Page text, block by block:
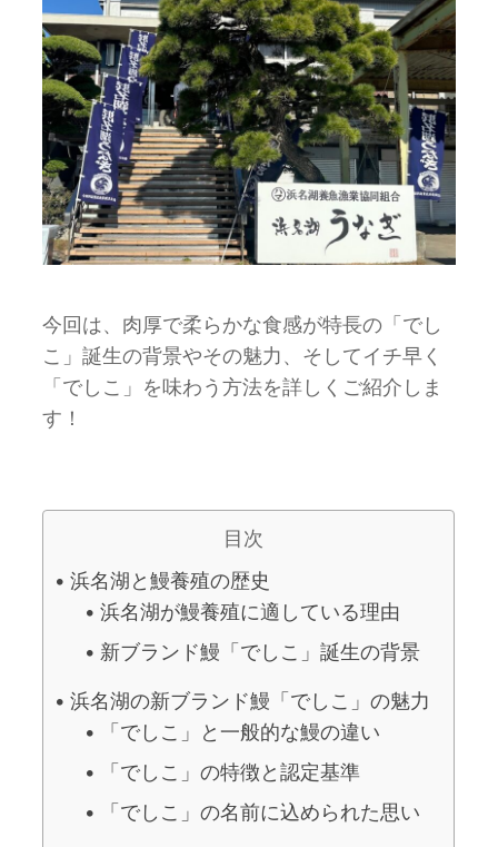
今回は、肉厚で柔らかな食感が特長の「でし
こ」誕生の背景やその魅力、そしてイチ早く
「でしこ」を味わう方法を詳しくご紹介しま
す！
目次
浜名湖と鰻養殖の歴史
浜名湖が鰻養殖に適している理由
新ブランド鰻「でしこ」誕生の背景
浜名湖の新ブランド鰻「でしこ」の魅力
「でしこ」と一般的な鰻の違い
「でしこ」の特徴と認定基準
「でしこ」の名前に込められた思い